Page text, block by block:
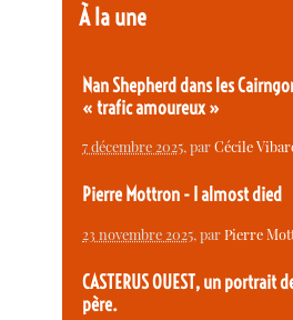
À la une
Nan Shepherd dans les
« trafic amoureux »
7 décembre 2025, parCécile
Pierre Mottron - I almost died
23 novembre 2025, parPierre
CASTERUS OUEST, un portrait
père.